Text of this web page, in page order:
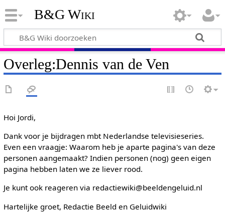
B&G Wiki
Overleg:Dennis van de Ven
Hoi Jordi,
Dank voor je bijdragen mbt Nederlandse televisieseries.
Even een vraagje: Waarom heb je aparte pagina's van deze
personen aangemaakt? Indien personen (nog) geen eigen
pagina hebben laten we ze liever rood.
Je kunt ook reageren via redactiewiki@beeldengeluid.nl
Hartelijke groet, Redactie Beeld en Geluidwiki